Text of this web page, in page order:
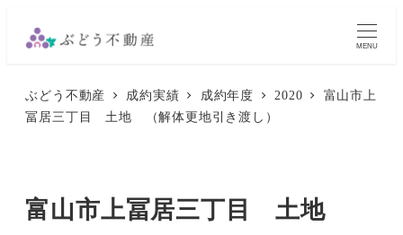
MENU
ぶどう不動産 成約実績 成約年度 2020
富山市上
冨居三丁目 土地 （解体更地引き渡し）
富山市上冨居三丁目 土地